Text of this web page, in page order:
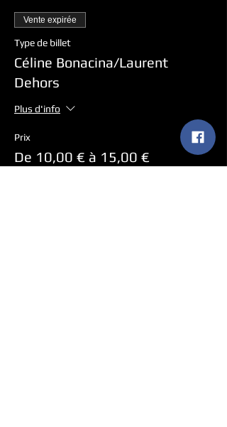
Vente expirée
Type de billet
Céline Bonacina/Laurent
Dehors
Plus d'info
Prix
De 10,00 € à 15,00 €